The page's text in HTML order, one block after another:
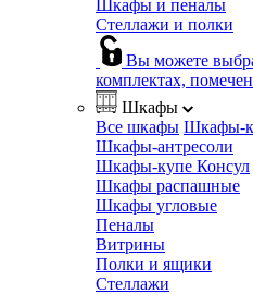
Шкафы и пеналы
Стеллажи и полки
Вы можете
комплектах,
Шкафы
Все шкафы Шкафы-
Шкафы-антресоли
Шкафы-купе Консул
Шкафы распашные
Шкафы угловые
Пеналы
Витрины
Полки и ящики
Стеллажи